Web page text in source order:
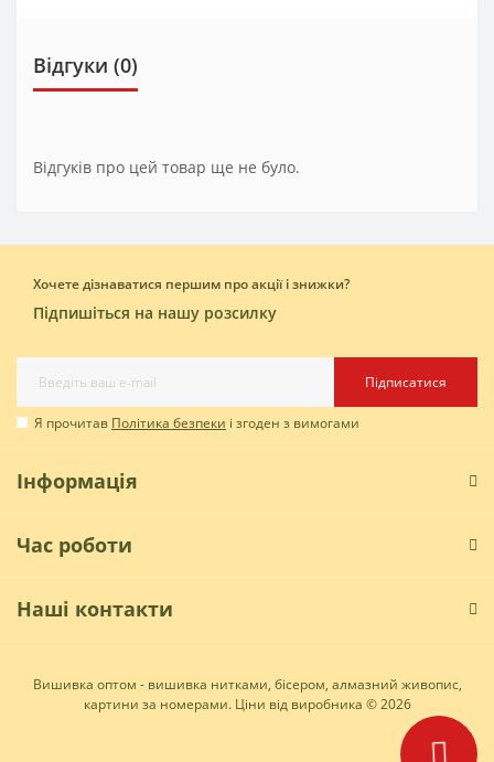
Відгуки (0)
Відгуків про цей товар ще не було.
Хочете дізнаватися першим про акції і знижки?
Підпишіться на нашу розсилку
Підписатися
Я прочитав Політика безпеки і згоден з вимогами
Інформація
Час роботи
Наші контакти
Вишивка оптом - вишивка нитками, бісером, алмазний живопис,
картини за номерами. Ціни від виробника © 2026